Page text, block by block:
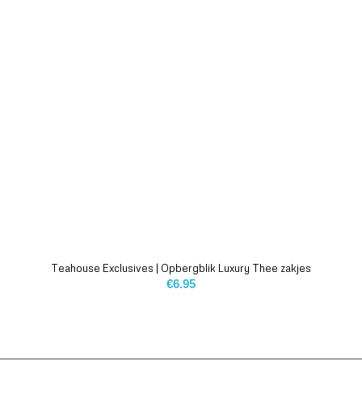
Teahouse Exclusives | Opbergblik Luxury Thee zakjes
€6.95